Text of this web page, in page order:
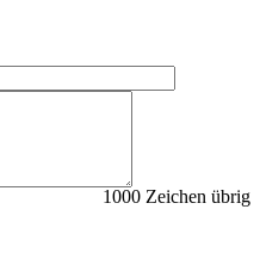
1000 Zeichen übrig